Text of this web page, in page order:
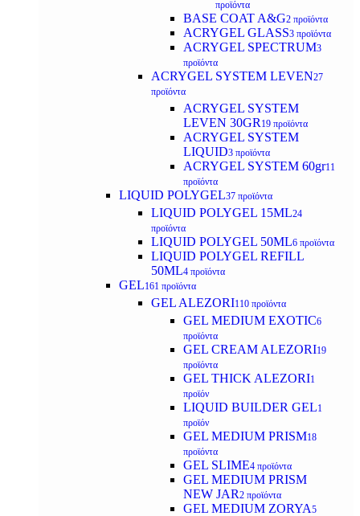
προϊόντα
BASE COAT A&G2 προϊόντα
ACRYGEL GLASS3 προϊόντα
ACRYGEL SPECTRUM3
προϊόντα
ACRYGEL SYSTEM LEVEN27
προϊόντα
ACRYGEL SYSTEM
LEVEN 30GR 19 προϊόντα
ACRYGEL SYSTEM
LIQUID3 προϊόντα
ACRYGEL SYSTEM 60gr11
προϊόντα
LIQUID POLYGEL37 προϊόντα
LIQUID POLYGEL 15ML24
προϊόντα
LIQUID POLYGEL 50ML6 προϊόντα
LIQUID POLYGEL REFILL
50ML4 προϊόντα
GEL161 προϊόντα
GEL ALEZORI110 προϊόντα
GEL MEDIUM EXOTIC6
προϊόντα
GEL CREAM ALEZORI19
προϊόντα
GEL THICK ALEZORI1
προϊόν
LIQUID BUILDER GEL1
προϊόν
GEL MEDIUM PRISM18
προϊόντα
GEL SLIME4 προϊόντα
GEL MEDIUM PRISM
NEW JAR2 προϊόντα
GEL MEDIUM ZORYA5